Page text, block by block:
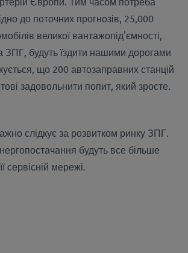
до поточних прогнозів, 25,000
великої вантажопід'ємності,
ЗПГ, будуть їздити нашими дорогами
що 200 автозаправних станцій
задовольнити попит, який зросте.
слідкує за розвитком ринку ЗПГ.
будуть все більше
сервісній мережі.